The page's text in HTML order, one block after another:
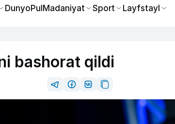
DunyoPulMadaniyat Sport Layfstayl
bashorat qildi